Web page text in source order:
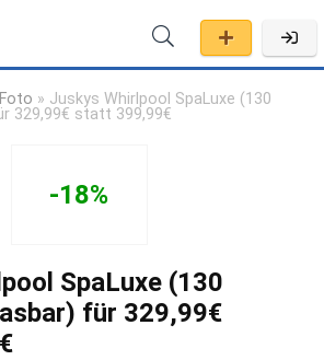
» Juskys Whirlpool SpaLuxe (130
329,99€ statt 399,99€
-18%
SpaLuxe (130
für 329,99€